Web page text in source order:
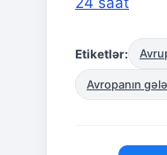
Etiketlər:
Avropanın